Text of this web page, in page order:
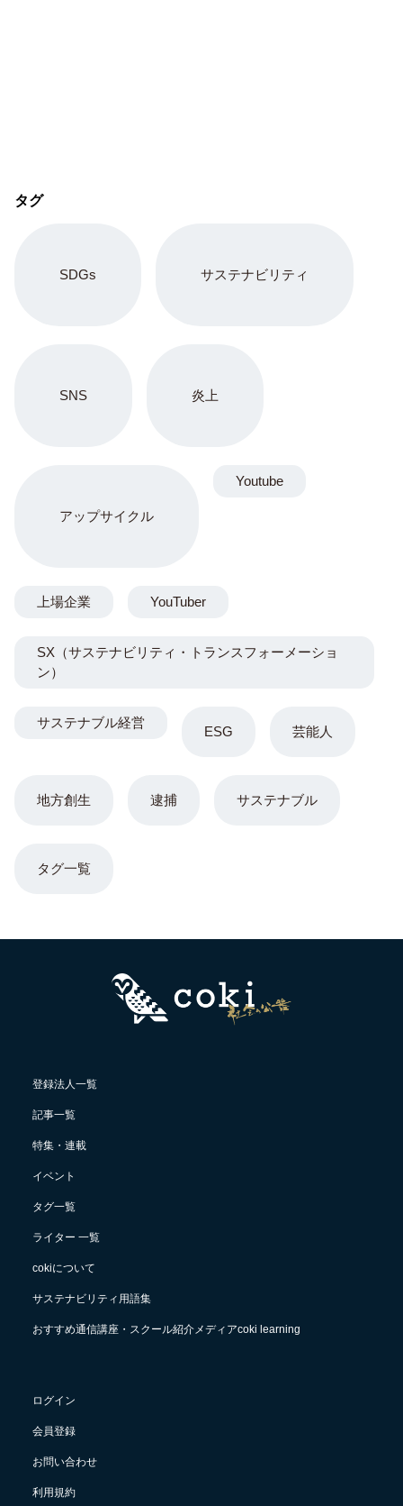
タグ
SDGs サステナビリティ
SNS 炎上
アップサイクル
ESG 芸能人
地方創生 逮捕 サステナブル
Youtube
上場企業 YouTuber
SX（サステナビリティ・トランスフォーメーショ
ン）
サステナブル経営
タグ一覧
登録法人一覧
記事一覧
特集・連載
イベント
タグ一覧
ライター 一覧
cokiについて
サステナビリティ用語集
おすすめ通信講座・スクール紹介メディアcoki learning
ログイン
会員登録
お問い合わせ
利用規約